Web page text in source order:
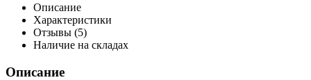
Описание
Характеристики
Отзывы (5)
Наличие на складах
Описание